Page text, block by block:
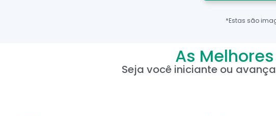
*Estas são
As
Seja você iniciante ou